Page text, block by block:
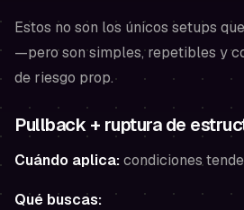
Estos no son los únicos setups
—pero son simples, repetibles y
de riesgo prop.
Pullback + ruptura de
Cuándo aplica:condiciones
Qué buscas: